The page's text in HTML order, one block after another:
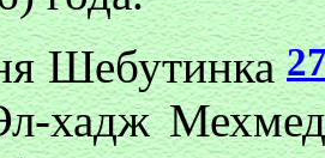
Шебутинка
хадж